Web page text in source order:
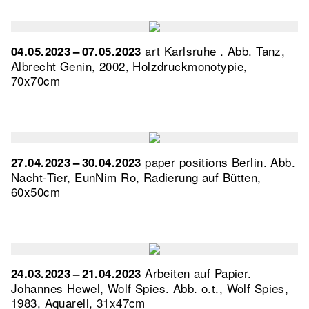
04.05.2023 – 07.05.2023art Karlsruhe .Abb. Tanz,
Albrecht Genin, 2002, Holzdruckmonotypie,
70x70cm
27.04.2023 – 30.04.2023 paper positions Berlin.Abb.
Nacht-Tier, EunNim Ro, Radierung auf Bütten,
60x50cm
24.03.2023 – 21.04.2023Arbeiten auf Papier.
Johannes Hewel, Wolf Spies. Abb. o.t., Wolf Spies,
1983, Aquarell, 31x47cm